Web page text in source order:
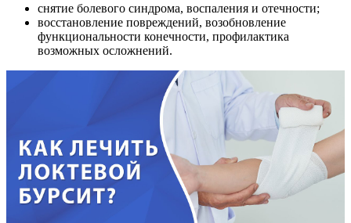
снятие болевого синдрома, воспаления и отечности;
восстановление повреждений, возобновление
функциональности конечности, профилактика
возможных осложнений.